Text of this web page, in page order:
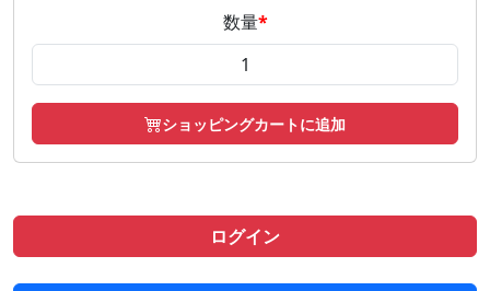
数量*
ショッピングカートに追加
ログイン